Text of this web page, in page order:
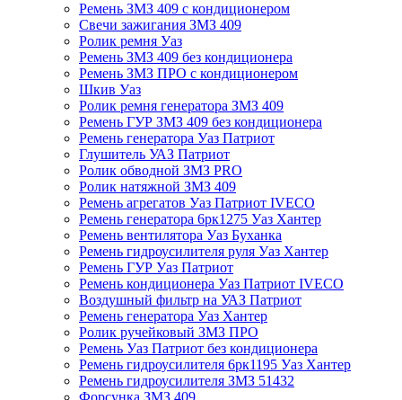
Ремень ЗМЗ 409 с кондиционером
Свечи зажигания ЗМЗ 409
Ролик ремня Уаз
Ремень ЗМЗ 409 без кондиционера
Ремень ЗМЗ ПРО с кондиционером
Шкив Уаз
Ролик ремня генератора ЗМЗ 409
Ремень ГУР ЗМЗ 409 без кондиционера
Ремень генератора Уаз Патриот
Глушитель УАЗ Патриот
Ролик обводной ЗМЗ PRO
Ролик натяжной ЗМЗ 409
Ремень агрегатов Уаз Патриот IVECO
Ремень генератора 6рк1275 Уаз Хантер
Ремень вентилятора Уаз Буханка
Ремень гидроусилителя руля Уаз Хантер
Ремень ГУР Уаз Патриот
Ремень кондиционера Уаз Патриот IVECO
Воздушный фильтр на УАЗ Патриот
Ремень генератора Уаз Хантер
Ролик ручейковый ЗМЗ ПРО
Ремень Уаз Патриот без кондиционера
Ремень гидроусилителя 6рк1195 Уаз Хантер
Ремень гидроусилителя ЗМЗ 51432